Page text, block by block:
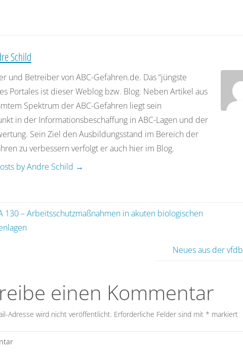
und 0,18 ppm AEGL-2(30min)
11650 m
von Häusern: 7050 m
auf Google Maps:
Schild
und Betreiber von ABC-Gefahren.de. Das “jüngste
Portales ist dieser Weblog bzw. Blog. Neben Artikel aus
Spektrum der ABC-Gefahren liegt sein
in der Informationsbeschaffung in ABC-Lagen und der
Sein Ziel den Ausbildungsstand im Bereich der
zu verbessern verfolgt er auch hier im Blog.
by Andre Schild →
130 – Arbeitsschutzmaßnahmen in akuten biologischen
Neues aus der vfdb
einen Kommentar
Adresse wird nicht veröffentlicht. Erforderliche Felder sind mit * markiert